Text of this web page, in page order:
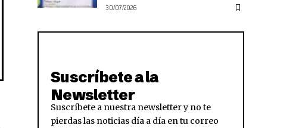
30/07/2026
Suscríbete a la
Newsletter
Suscríbete a nuestra newsletter y no te
pierdas las noticias día a día en tu correo